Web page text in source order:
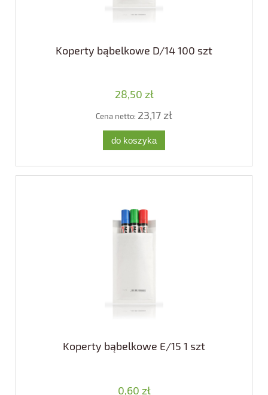
Koperty bąbelkowe D/14 100 szt
28,50 zł
Cena netto: 23,17 zł
do koszyka
Koperty bąbelkowe E/15 1 szt
0,60 zł